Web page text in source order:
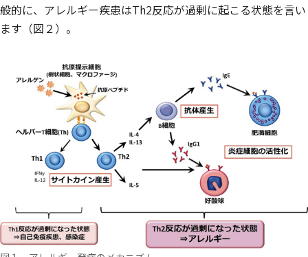
般的に、アレルギー疾患はTh2反応が過剰に起こる状態を言い
ます（図２）。